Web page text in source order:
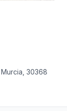
30368